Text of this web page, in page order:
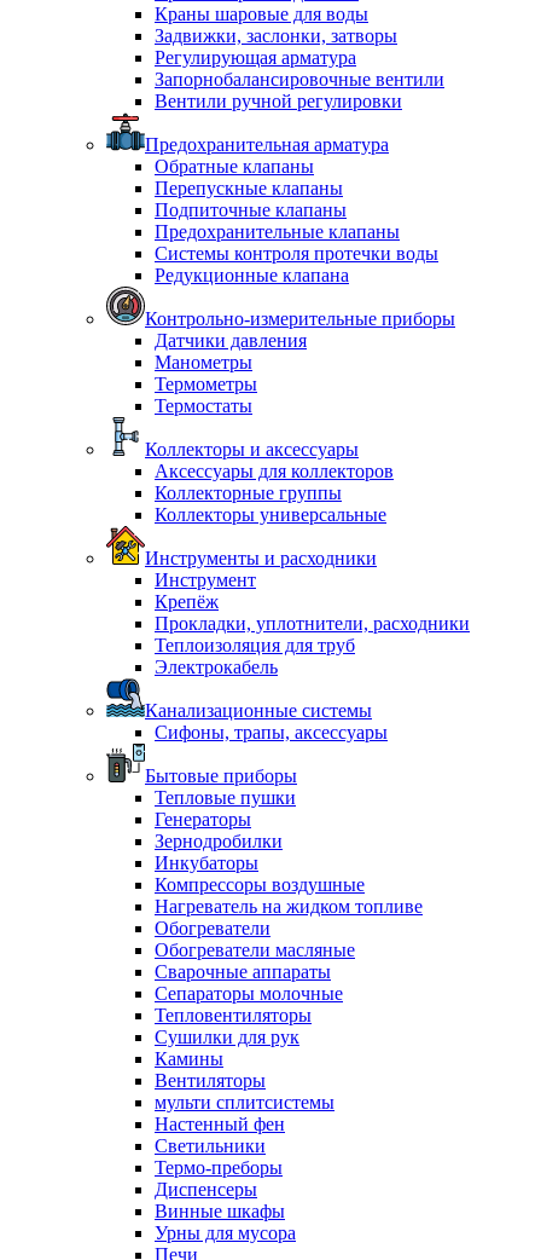
Краны шаровые для воды
Задвижки, заслонки, затворы
Регулирующая арматура
Запорнобалансировочные вентили
Вентили ручной регулировки
Предохранительная арматура
Обратные клапаны
Перепускные клапаны
Подпиточные клапаны
Предохранительные клапаны
Системы контроля протечки воды
Редукционные клапана
Контрольно-измерительные приборы
Датчики давления
Манометры
Термометры
Термостаты
Коллекторы и аксессуары
Аксессуары для коллекторов
Коллекторные группы
Коллекторы универсальные
Инструменты и расходники
Инструмент
Крепёж
Прокладки, уплотнители, расходники
Теплоизоляция для труб
Электрокабель
Канализационные системы
Сифоны, трапы, аксессуары
Бытовые приборы
Тепловые пушки
Генераторы
Зернодробилки
Инкубаторы
Компрессоры воздушные
Нагреватель на жидком топливе
Обогреватели
Обогреватели масляные
Сварочные аппараты
Сепараторы молочные
Тепловентиляторы
Сушилки для рук
Камины
Вентиляторы
мульти сплитсистемы
Настенный фен
Светильники
Термо-преборы
Диспенсеры
Винные шкафы
Урны для мусора
Печи